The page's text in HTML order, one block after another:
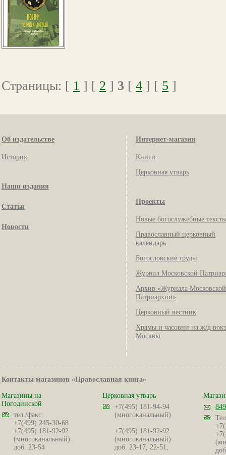
Страницы: [ 1 ] [ 2 ] 3 [ 4 ] [ 5 ]
Об издательстве
История
Наши издания
Статьи
Новости
Интернет-магазин
Книги
Церковная утварь
Проекты
Новые богослужебные тексты
Православный церковный
календарь
Богословские труды
Журнал Московской
Архив «Журнала Московской
Патриархии»
Церковный вестник
Храмы и часовни на ж/д
Москвы
Контакты магазинов «Православная книга»
Магазины на
Погодинской
тел./факс:
+7(499) 245-30-68
+7(495) 181-92-92
(многоканальный)
доб. 23-54
Церковная утварь
+7(495) 181-94-94
(многоканальный)
+7(495) 181-92-92
(многоканальный)
доб. 23-17, 22-51,